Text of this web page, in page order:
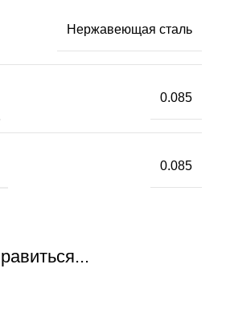
Нержавеющая сталь
0.085
0.085